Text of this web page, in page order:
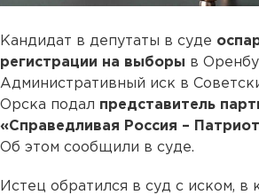
Кандидат в депутаты в суде
регистрации на выборы в
Административный иск в
Орска подал представитель
«Справедливая Россия –
Об этом сообщили в суде.
Истец обратился в суд с иском, в